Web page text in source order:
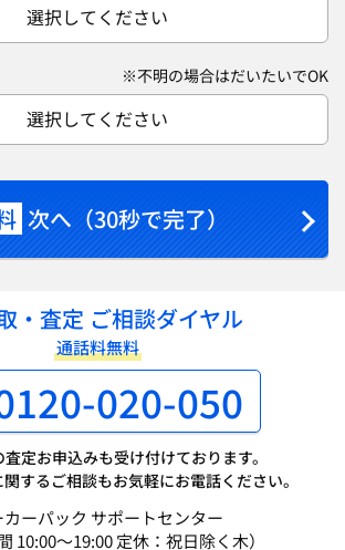
選択してください
※不明の場合はだいたいでOK
選択してください
次へ（30秒で完了）
・査定 ご相談ダイヤル
通話料無料
020-050
定お申込みも受け付けております。
するご相談もお気軽にお電話ください。
カーパック サポートセンター
10:00～19:00 定休：祝日除く木）